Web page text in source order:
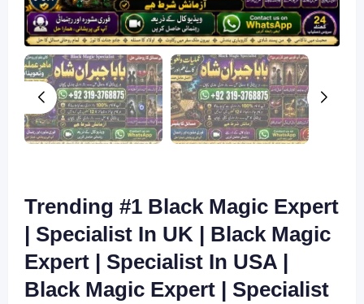
Trending #1 Black Magic Expert
| Specialist In UK | Black Magic
Expert | Specialist In USA |
Black Magic Expert | Specialist